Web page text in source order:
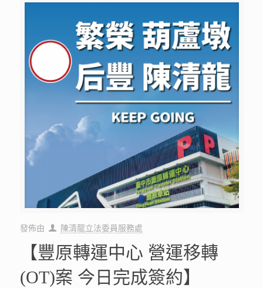
發佈由 陳清龍立法委員服務處
【豐原轉運中心 營運移轉
(OT)案 今日完成簽約】